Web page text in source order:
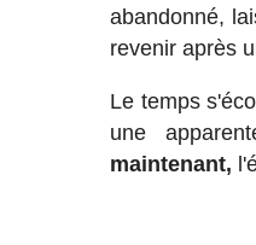
abandonné,
revenir après
Le temps
une
maintenant,